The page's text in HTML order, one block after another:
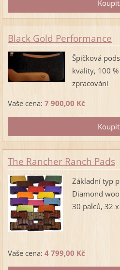
Black Gold Performance
Špičková
kvality, 100
zpracování
Vaše cena: 7 900,00 Kč
The Rancher Ranch Pads
Základní typ
Diamond
30 palců, 32
Vaše cena: 4 799,00 Kč